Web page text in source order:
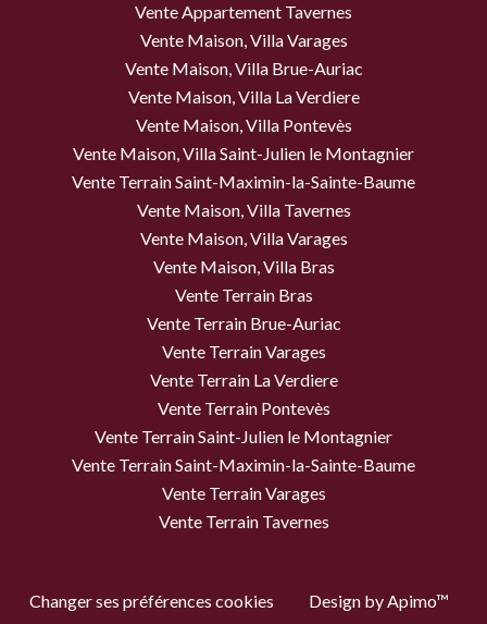
Vente Appartement Tavernes
Vente Maison, Villa Varages
Vente Maison, Villa Brue-Auriac
Vente Maison, Villa La Verdiere
Vente Maison, Villa Pontevès
Vente Maison, Villa Saint-Julien le Montagnier
Vente Terrain Saint-Maximin-la-Sainte-Baume
Vente Maison, Villa Tavernes
Vente Maison, Villa Varages
Vente Maison, Villa Bras
Vente Terrain Bras
Vente Terrain Brue-Auriac
Vente Terrain Varages
Vente Terrain La Verdiere
Vente Terrain Pontevès
Vente Terrain Saint-Julien le Montagnier
Vente Terrain Saint-Maximin-la-Sainte-Baume
Vente Terrain Varages
Vente Terrain Tavernes
Changer ses préférences cookies Design byApimo™